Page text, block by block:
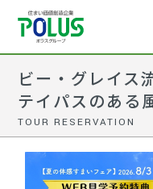
ビー・グレイス
テイパスのある
TOUR RESERVATION